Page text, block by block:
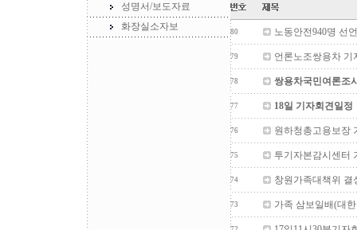
성명서/보도자료
화장실소자보
80 노동안전940명 선
79 언론노조쌍용차 기
78 쌍용차국민여론조
77 18일 기자회견일정
76 원하청총고용보장
75 투기자본감시센터
74 창원가족대책위 결
73 가족 삼보일배(대